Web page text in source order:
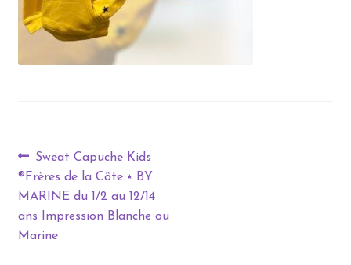
Sweat Capuche Kids
®Frères de la Côte ⭑ BY
MARINE du 1/2 au 12/14
ans Impression Blanche ou
Marine